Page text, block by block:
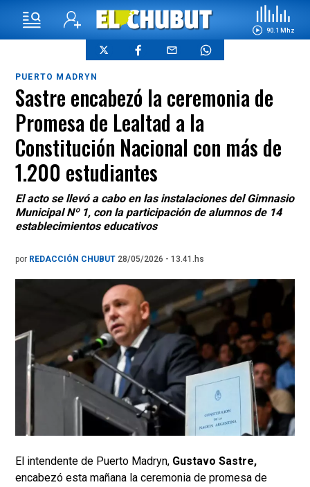
90.1 Mhz
PUERTO MADRYN
Sastre encabezó la ceremonia de
Promesa de Lealtad a la
Constitución Nacional con más de
1.200 estudiantes
El acto se llevó a cabo en las instalaciones del Gimnasio
Municipal Nº 1, con la participación de alumnos de 14
establecimientos educativos
por REDACCIÓN CHUBUT 28/05/2026 - 13.41.hs
El intendente de Puerto Madryn, Gustavo Sastre,
encabezó esta mañana la ceremonia de promesa de